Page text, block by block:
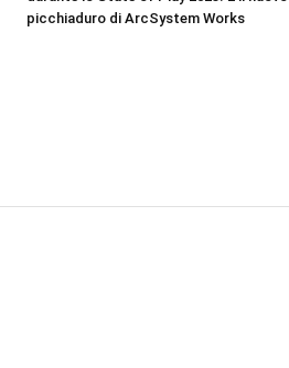
picchiaduro di ArcSystem Works